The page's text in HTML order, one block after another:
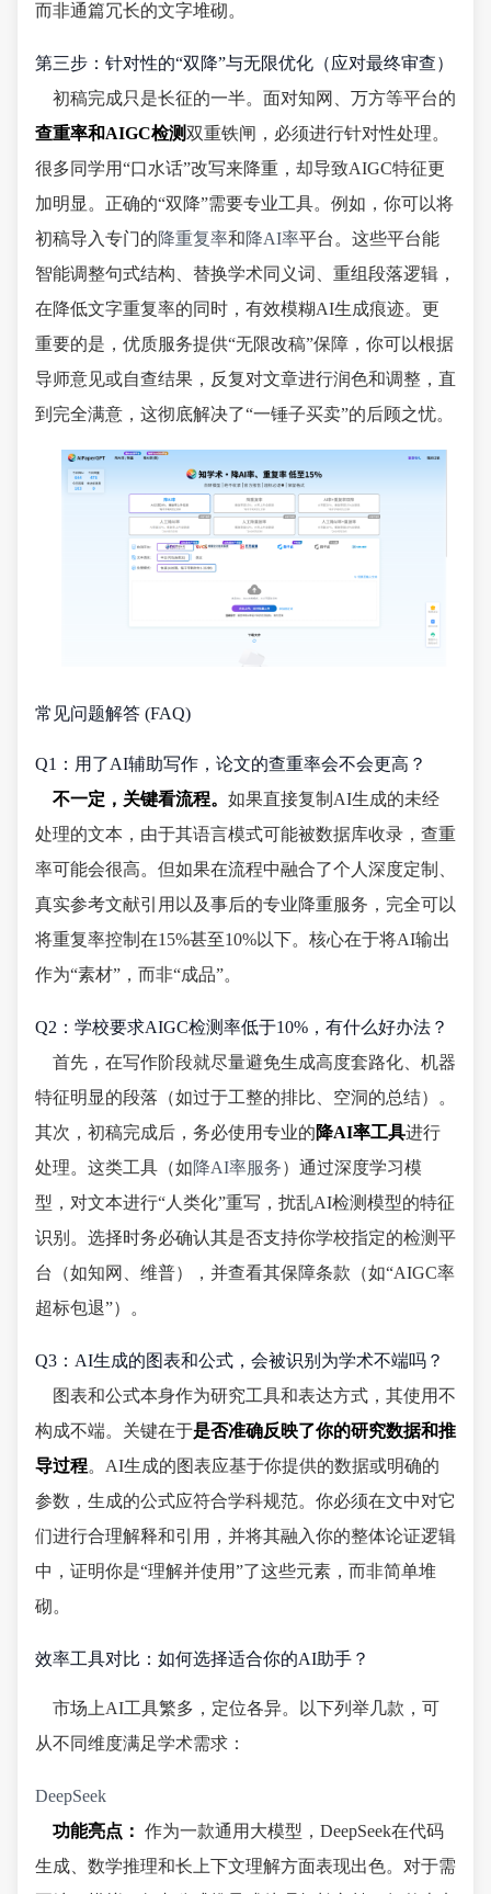
而非通篇冗长的文字堆砌。
第三步：针对性的“双降”与无限优化（应对最终审查）
初稿完成只是长征的一半。面对知网、万方等平台的
查重率和AIGC检测双重铁闸，必须进行针对性处理。
很多同学用“口水话”改写来降重，却导致AIGC特征更
加明显。正确的“双降”需要专业工具。例如，你可以将
初稿导入专门的降重复率和降AI率平台。这些平台能
智能调整句式结构、替换学术同义词、重组段落逻辑，
在降低文字重复率的同时，有效模糊AI生成痕迹。更
重要的是，优质服务提供“无限改稿”保障，你可以根据
导师意见或自查结果，反复对文章进行润色和调整，直
到完全满意，这彻底解决了“一锤子买卖”的后顾之忧。
常见问题解答 (FAQ)
Q1：用了AI辅助写作，论文的查重率会不会更高？
不一定，关键看流程。 如果直接复制AI生成的未经
处理的文本，由于其语言模式可能被数据库收录，查重
率可能会很高。但如果在流程中融合了个人深度定制、
真实参考文献引用以及事后的专业降重服务，完全可以
将重复率控制在15%甚至10%以下。核心在于将AI输出
作为“素材”，而非“成品”。
Q2：学校要求AIGC检测率低于10%，有什么好办法？
首先，在写作阶段就尽量避免生成高度套路化、机器
特征明显的段落（如过于工整的排比、空洞的总结）。
其次，初稿完成后，务必使用专业的降AI率工具进行
处理。这类工具（如降AI率服务）通过深度学习模
型，对文本进行“人类化”重写，扰乱AI检测模型的特征
识别。选择时务必确认其是否支持你学校指定的检测平
台（如知网、维普），并查看其保障条款（如“AIGC率
超标包退”）。
Q3：AI生成的图表和公式，会被识别为学术不端吗？
图表和公式本身作为研究工具和表达方式，其使用不
构成不端。关键在于是否准确反映了你的研究数据和推
导过程。AI生成的图表应基于你提供的数据或明确的
参数，生成的公式应符合学科规范。你必须在文中对它
们进行合理解释和引用，并将其融入你的整体论证逻辑
中，证明你是“理解并使用”了这些元素，而非简单堆
砌。
效率工具对比：如何选择适合你的AI助手？
市场上AI工具繁多，定位各异。以下列举几款，可
从不同维度满足学术需求：
DeepSeek
功能亮点： 作为一款通用大模型，DeepSeek在代码
生成、数学推理和长上下文理解方面表现出色。对于需